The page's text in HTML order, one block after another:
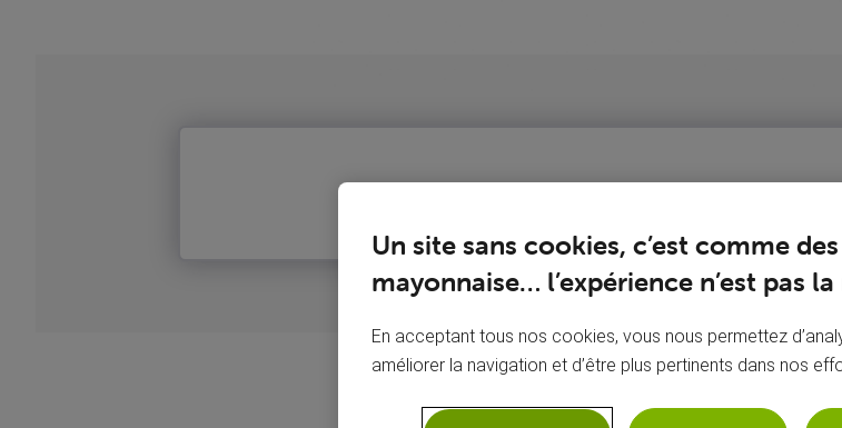
Un site sans cookies, c’est comme
mayonnaise… l’expérience n’est pas
En acceptant tous nos cookies, vous nous permettez
améliorer la navigation et d’être plus pertinents dans nos